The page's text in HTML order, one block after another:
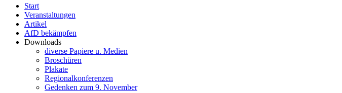
Start
Veranstaltungen
Artikel
AfD bekämpfen
Downloads
diverse Papiere u. Medien
Broschüren
Plakate
Regionalkonferenzen
Gedenken zum 9. November